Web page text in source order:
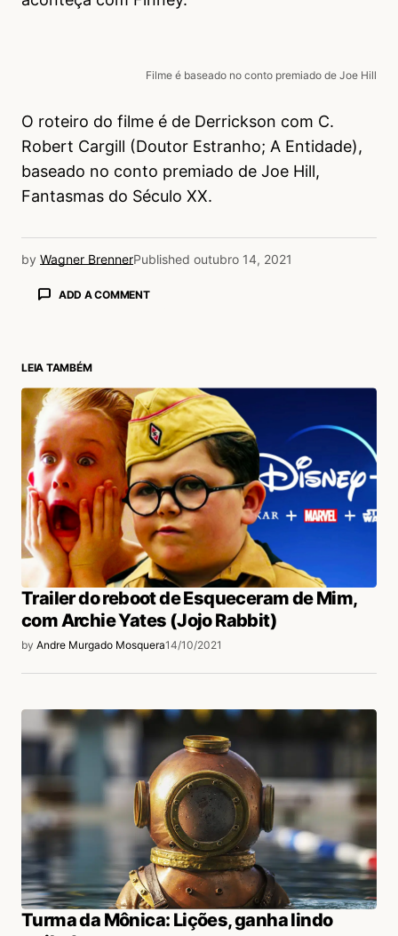
Filme é baseado no conto premiado de Joe Hill
O roteiro do filme é de Derrickson com C.
Robert Cargill (Doutor Estranho; A Entidade),
baseado no conto premiado de Joe Hill,
Fantasmas do Século XX.
by Wagner BrennerPublished outubro 14, 2021
ADD A COMMENT
LEIA TAMBÉM
Trailer do reboot de Esqueceram de Mim,
com Archie Yates (Jojo Rabbit)
by Andre Murgado Mosquera14/10/2021
Turma da Mônica: Lições, ganha lindo